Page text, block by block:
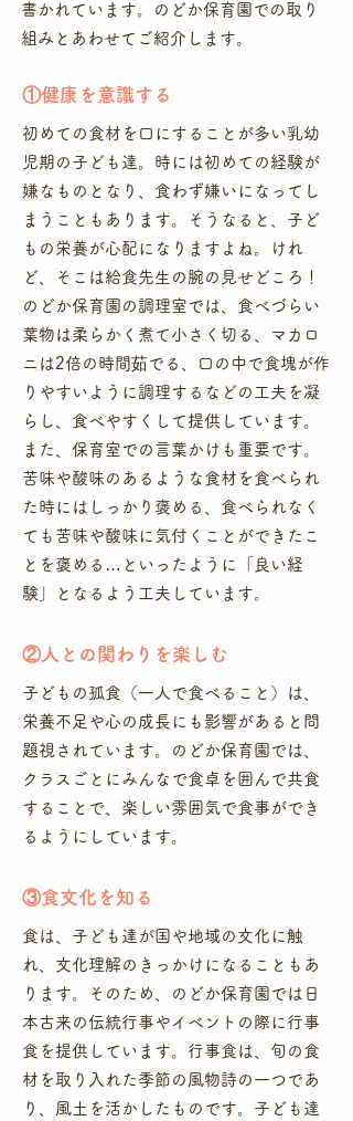
書かれています。のどか保育園での取り
組みとあわせてご紹介します。
​①健康を意識する
初めての食材を口にすることが多い乳幼
児期の子ども達。時には初めての経験が
嫌なものとなり、食わず嫌いになってし
まうこともあります。そうなると、子ど
もの栄養が心配になりますよね。けれ
ど、そこは給食先生の腕の見せどころ！
のどか保育園の調理室では、食べづらい
葉物は柔らかく煮て小さく切る、マカロ
ニは2倍の時間茹でる、口の中で食塊が作
りやすいように調理するなどの工夫を凝
らし、食べやすくして提供しています。
また、保育室での言葉かけも重要です。
苦味や酸味のあるような食材を食べられ
た時にはしっかり褒める、食べられなく
ても苦味や酸味に気付くことができたこ
とを褒める…といったように「良い経
験」となるよう工夫しています。
​②人との関わりを楽しむ
子どもの孤食（一人で食べること）は、
栄養不足や心の成長にも影響があると問
題視されています。のどか保育園では、
クラスごとにみんなで食卓を囲んで共食
することで、楽しい雰囲気で食事ができ
るようにしています。
​③食文化を知る
食は、子ども達が国や地域の文化に触
れ、文化理解のきっかけになることもあ
ります。そのため、のどか保育園では日
本古来の伝統行事やイベントの際に行事
食を提供しています。行事食は、旬の食
材を取り入れた季節の風物詩の一つであ
り、風土を活かしたものです。子ども達